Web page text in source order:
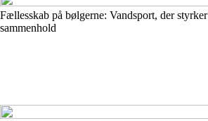
Fællesskab på bølgerne: Vandsport, der
sammenhold